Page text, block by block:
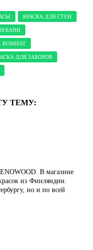
КРАСКА ДЛЯ СТЕН
БАНИ
КОМНАТ
ДЛЯ ЗАБОРОВ
ТЕМУ:
В магазине
из Финляндии.
но и по всей